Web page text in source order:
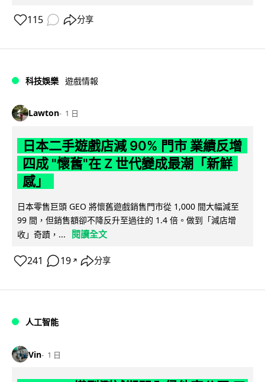
115 分享
科技娛樂 遊戲情報
Lawton 1 日
日本二手遊戲店減 90% 門市 業績反增
四成 "懷舊"在 Z 世代變成最潮「新鮮
感」
日本零售巨頭 GEO 將懷舊遊戲銷售門市從 1,000 間大幅減至
99 間，但銷售額卻不降反升至過往的 1.4 倍。做到「減店增
收」奇蹟，...
閱讀全文
241 19 ↗ 分享
人工智能
Vin 1 日